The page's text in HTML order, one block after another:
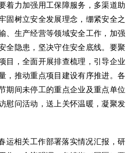
着力加强用工保障服务，多渠道助
固树立安全发展理念，绷紧安全之
、生产经营等领域安全工作，加强
全隐患，坚决守住安全底线。要聚
目，全面开展排查梳理，引导企业
，推动重点项目建设有序推进。各
期间未停工的重点企业及重点单位
慰问活动，送上关怀温暖，凝聚发
运相关工作部署落实情况汇报，研